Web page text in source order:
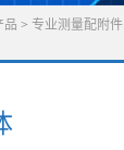
品 > 专业测量配附件